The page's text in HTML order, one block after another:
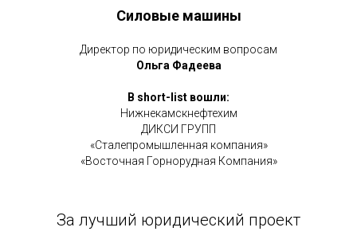
Силовые машины
Директор по юридическим вопросам
Ольга Фадеева
В short-list вошли:
Нижнекамскнефтехим
ДИКСИ ГРУПП
«Сталепромышленная компания»
«Восточная Горнорудная Компания»
За лучший юридический проект